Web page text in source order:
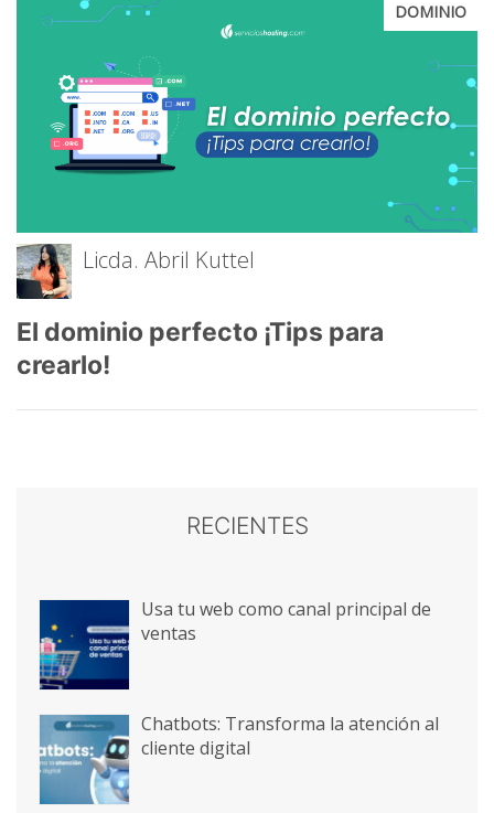
DOMINIO
Licda. Abril Kuttel
El dominio perfecto ¡Tips para
crearlo!
RECIENTES
Usa tu web como canal principal de
ventas
Chatbots: Transforma la atención al
cliente digital